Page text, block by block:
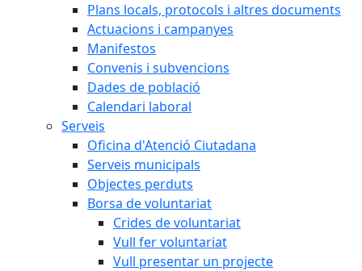
Plans locals, protocols i altres documents
Actuacions i campanyes
Manifestos
Convenis i subvencions
Dades de població
Calendari laboral
Serveis
Oficina d'Atenció Ciutadana
Serveis municipals
Objectes perduts
Borsa de voluntariat
Crides de voluntariat
Vull fer voluntariat
Vull presentar un projecte